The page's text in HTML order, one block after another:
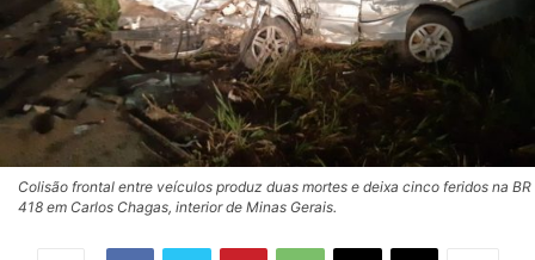
Colisão frontal entre veículos produz duas mortes e deixa cinco feridos na BR
418 em Carlos Chagas, interior de Minas Gerais.